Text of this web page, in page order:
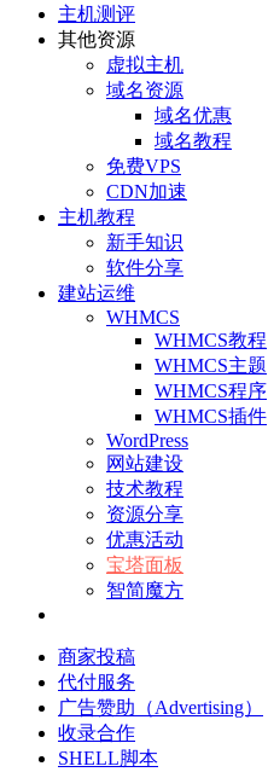
主机测评
其他资源
虚拟主机
域名资源
域名优惠
域名教程
免费VPS
CDN加速
主机教程
新手知识
软件分享
建站运维
WHMCS
WHMCS教程
WHMCS主题
WHMCS程序
WHMCS插件
WordPress
网站建设
技术教程
资源分享
优惠活动
宝塔面板
智简魔方
商家投稿
代付服务
广告赞助（Advertising）
收录合作
SHELL脚本